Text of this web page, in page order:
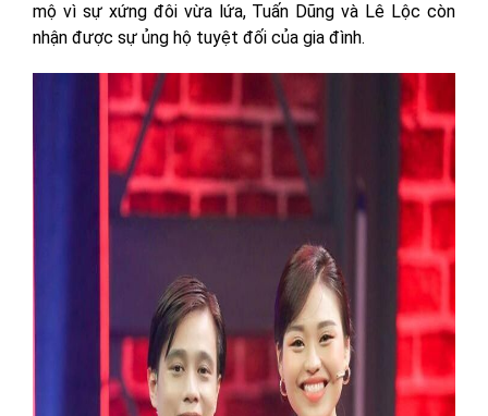
mộ vì sự xứng đôi vừa lứa, Tuấn Dũng và Lê Lộc còn
nhận được sự ủng hộ tuyệt đối của gia đình.